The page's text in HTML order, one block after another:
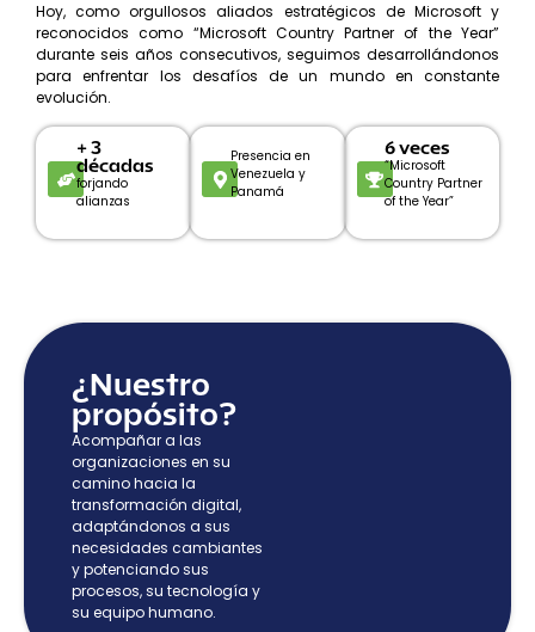
Hoy, como orgullosos aliados estratégicos de Microsoft y
reconocidos como “Microsoft Country Partner of the Year”
durante seis años consecutivos, seguimos desarrollándonos
para enfrentar los desafíos de un mundo en constante
evolución.
+ 3
décadas
forjando
alianzas
Presencia en
Venezuela y
Panamá
6 veces
“Microsoft
Country Partner
of the Year”
¿Nuestro
propósito?
Acompañar a las
organizaciones en su
camino hacia la
transformación digital,
adaptándonos a sus
necesidades cambiantes
y potenciando sus
procesos, su tecnología y
su equipo humano.